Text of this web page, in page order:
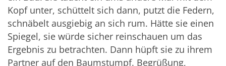
Kopf unter, schüttelt sich dann, putzt die Federn,
schnäbelt ausgiebig an sich rum. Hätte sie einen
Spiegel, sie würde sicher reinschauen um das
Ergebnis zu betrachten. Dann hüpft sie zu ihrem
Partner auf den Baumstumpf. Begrüßung,